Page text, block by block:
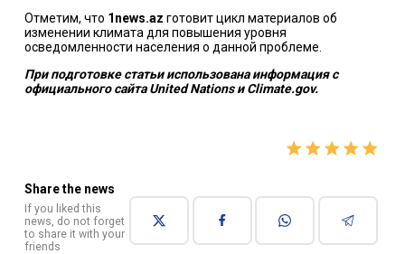
Отметим, что 1news.az готовит цикл материалов об
изменении климата для повышения уровня
осведомленности населения о данной проблеме.
При подготовке статьи использована информация с
официального сайта United Nations и Climate.gov.
Share the news
If you liked this
news, do not forget
to share it with your
friends